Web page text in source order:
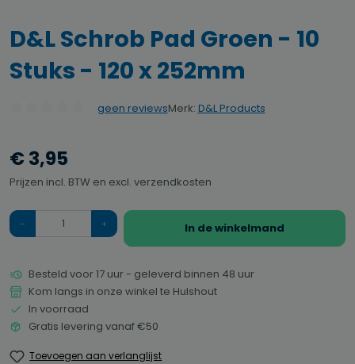
D&L Schrob Pad Groen - 10
Stuks - 120 x 252mm
geen reviewsMerk: D&L Products
€ 3,95
Prijzen incl. BTW en excl. verzendkosten
Hoeveelheid
In de winkelmand
Besteld voor 17 uur - geleverd binnen 48 uur
Kom langs in onze winkel te Hulshout
In voorraad
Gratis levering vanaf €50
Toevoegen aan verlanglijst